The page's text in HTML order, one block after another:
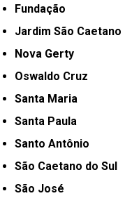
Fundação
Jardim São Caetano
Nova Gerty
Oswaldo Cruz
Santa Maria
Santa Paula
Santo Antônio
São Caetano do Sul
São José